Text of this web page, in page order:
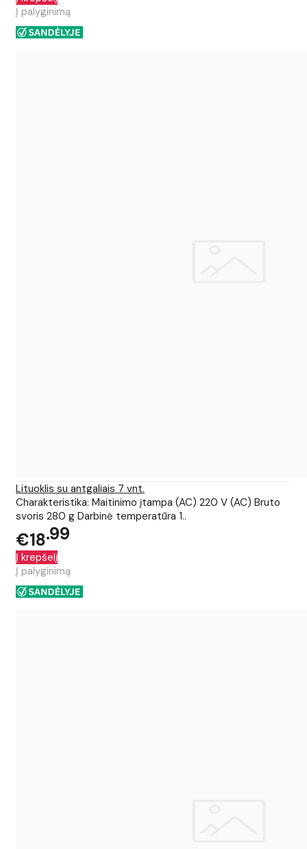
Į palyginimą
Lituoklis su antgaliais 7 vnt.
Charakteristika: Maitinimo įtampa (AC) 220 V (AC) Bruto
svoris 280 g Darbinė temperatūra 1..
€18 99
Į krepšelį
Į palyginimą